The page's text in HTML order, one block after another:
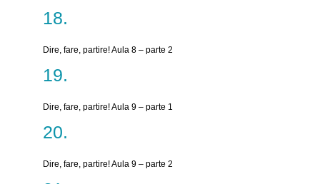
Dire, fare, partire! Aula 8 – parte 2
Dire, fare, partire! Aula 9 – parte 1
Dire, fare, partire! Aula 9 – parte 2